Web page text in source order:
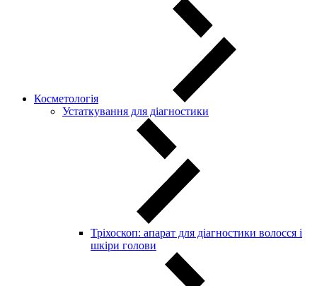
Косметологія
Устаткування для діагностики
Тріхоскоп: апарат для діагностики волосся і
шкіри голови